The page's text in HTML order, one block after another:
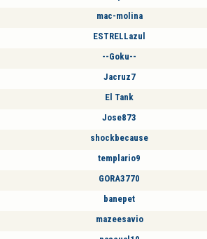
mac-molina
ESTRELLazul
--Goku--
Jacruz7
El Tank
Jose873
shockbecause
templario9
GORA3770
banepet
mazeesavio